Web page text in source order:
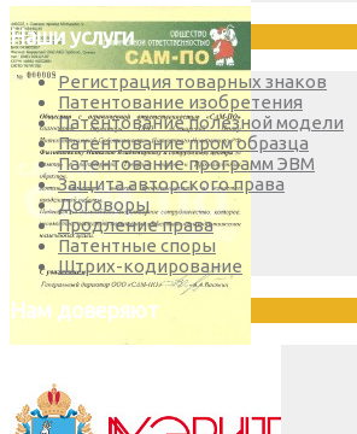
Наши услуги
Регистрация товарных знаков
Патентование изобретения
Патентование полезной модели
Патентование пром образца
Патентование программ ЭВМ
Защита авторского права
Договоры
Продление права
Патентные споры
Штрих-кодирование
Нам доверяют